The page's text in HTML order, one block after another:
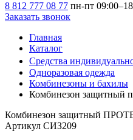
8 812 777 08 77 пн-пт
Заказать звонок
Главная
Каталог
Средства
Одноразовая одежда
Комбинезоны и бахилы
Комбинезон защитный
Комбинезон защитный
Артикул СИЗ209